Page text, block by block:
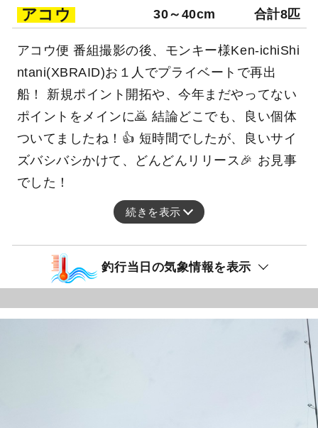
アコウ 30～40cm 合計8匹
アコウ便 番組撮影の後、モンキー様Ken-ichiShi
ntani(XBRAID)お１人でプライベートで再出
船！ 新規ポイント開拓や、今年まだやってない
ポイントをメインに🙇 結論どこでも、良い個体
ついてましたね！👍️ 短時間でしたが、良いサイ
ズバシバシかけて、どんどんリリース🎉 お見事
でした！
続きを表示
釣行当日の気象情報を表示